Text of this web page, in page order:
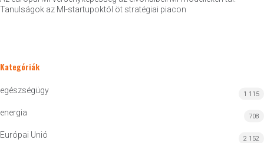
Tanulságok az MI-startupoktól öt stratégiai piacon
Kategóriák
egészségügy 1 115
energia 708
Európai Unió 2 152